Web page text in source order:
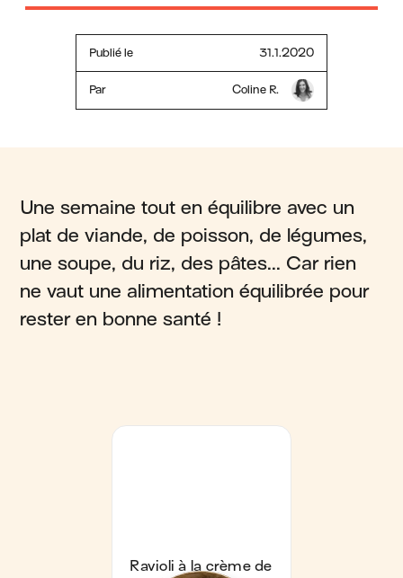
Publié le 31.1.2020
Par Coline R.
Une semaine tout en équilibre avec un
plat de viande, de poisson, de légumes,
une soupe, du riz, des pâtes... Car rien
ne vaut une alimentation équilibrée pour
rester en bonne santé !